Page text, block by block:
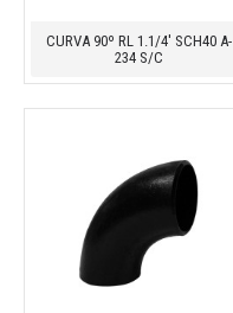
CURVA 90º RL 1.1/4' SCH40 A-
234 S/C